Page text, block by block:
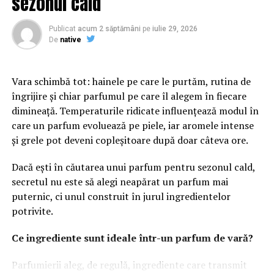
seriozitate și atenție la detalii. În plus, structura clară a
paginilor îi ajută pe vizitatori să găsească rapid
informațiile importante și să interacționeze mai ușor cu
Conținutul are un rol esențial în procesul de atragere și
convingere a publicului. Articolele informative, studiile
de caz și paginile bine optimizate oferă valoare și
demonstrează expertiza companiei. Acest lucru
contribuie la dezvoltarea unei relații solide cu
Pe lângă experiența oferită de website, vizibilitatea este
un factor decisiv. Chiar și cea mai bună platformă poate
avea rezultate limitate dacă nu este găsită de publicul
potrivit. De aceea, optimizarea și promovarea trebuie să
facă parte din aceeași strategie.
Publicat acum 2 săptămâni pe iulie 29, 2026
De native
Vara schimbă tot: hainele pe care le purtăm, rutina de
îngrijire și chiar parfumul pe care îl alegem în fiecare
dimineață. Temperaturile ridicate influențează modul în
care un parfum evoluează pe piele, iar aromele intense
și grele pot deveni copleșitoare după doar câteva ore.
Dacă ești în căutarea unui parfum pentru sezonul cald,
secretul nu este să alegi neapărat un parfum mai
puternic, ci unul construit în jurul ingredientelor
potrivite.
Ce ingrediente sunt ideale într-un parfum de vară?
Parfumierii aleg, de regulă, ingrediente care transmit